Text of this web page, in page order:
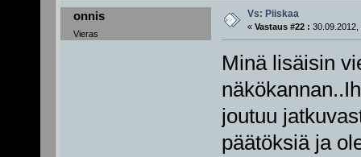
onnis
Vieras
Vs: Piiskaa
« Vastaus #22 : 30.09.2012,
Minä lisäisin
joutuu
päätöksiä ja